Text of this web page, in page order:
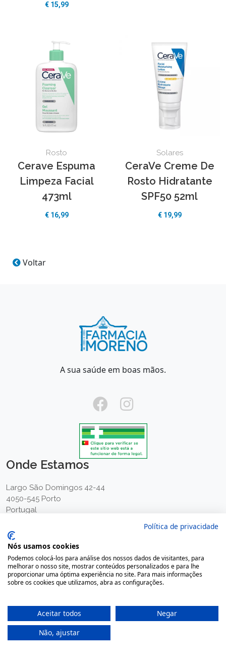
€ 15,99
Rosto
Cerave Espuma
Limpeza Facial
473ml
€ 16,99
Solares
CeraVe Creme De
Rosto Hidratante
SPF50 52ml
€ 19,99
Voltar
A sua saúde em boas mãos.
Onde Estamos
Largo São Domingos 42-44
4050-545 Porto
Portugal
(Chamada para rede fixa nacional)
(Chamada para rede móvel nacional)
geral@farmaciamoreno.pt
A Minha Conta
Login
Registar
Política de privacidade
Nós usamos cookies
Podemos colocá-los para análise dos nossos dados de visitantes, para
melhorar o nosso site, mostrar conteúdos personalizados e para lhe
proporcionar uma óptima experiência no site. Para mais informações
sobre os cookies que utilizamos, abra as configurações.
Aceitar todos
Negar
Não, ajustar